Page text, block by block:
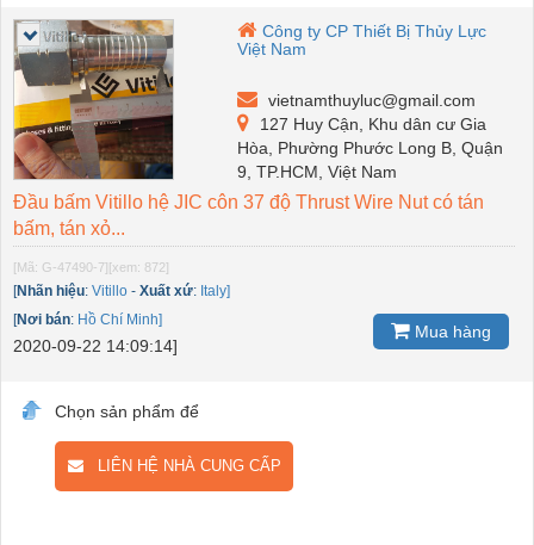
Công ty CP Thiết Bị Thủy Lực
Việt Nam
vietnamthuyluc@gmail.com
127 Huy Cận, Khu dân cư Gia
Hòa, Phường Phước Long B, Quận
9, TP.HCM, Việt Nam
Đầu bấm Vitillo hệ JIC côn 37 độ Thrust Wire Nut có tán
bấm, tán xỏ...
[Mã: G-47490-7][xem: 872]
[Nhãn hiệu: Vitillo - Xuất xứ: Italy]
[Nơi bán: Hồ Chí Minh]
2020-09-22 14:09:14]
Mua hàng
Chọn sản phẩm để
LIÊN HỆ NHÀ CUNG CẤP